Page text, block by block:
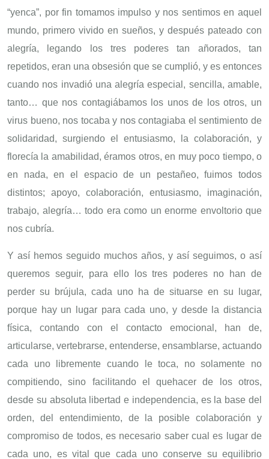
“yenca”, por fin tomamos impulso y nos sentimos en aquel
mundo, primero vivido en sueños, y después pateado con
alegría, legando los tres poderes tan añorados, tan
repetidos, eran una obsesión que se cumplió, y es entonces
cuando nos invadió una alegría especial, sencilla, amable,
tanto… que nos contagiábamos los unos de los otros, un
virus bueno, nos tocaba y nos contagiaba el sentimiento de
solidaridad, surgiendo el entusiasmo, la colaboración, y
florecía la amabilidad, éramos otros, en muy poco tiempo, o
en nada, en el espacio de un pestañeo, fuimos todos
distintos; apoyo, colaboración, entusiasmo, imaginación,
trabajo, alegría… todo era como un enorme envoltorio que
nos cubría.
Y así hemos seguido muchos años, y así seguimos, o así
queremos seguir, para ello los tres poderes no han de
perder su brújula, cada uno ha de situarse en su lugar,
porque hay un lugar para cada uno, y desde la distancia
física, contando con el contacto emocional, han de,
articularse, vertebrarse, entenderse, ensamblarse, actuando
cada uno libremente cuando le toca, no solamente no
compitiendo, sino facilitando el quehacer de los otros,
desde su absoluta libertad e independencia, es la base del
orden, del entendimiento, de la posible colaboración y
compromiso de todos, es necesario saber cual es lugar de
cada uno, es vital que cada uno conserve su equilibrio